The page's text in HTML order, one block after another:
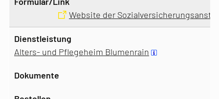
Website der
Alters- und Pflegeheim Blumenrain